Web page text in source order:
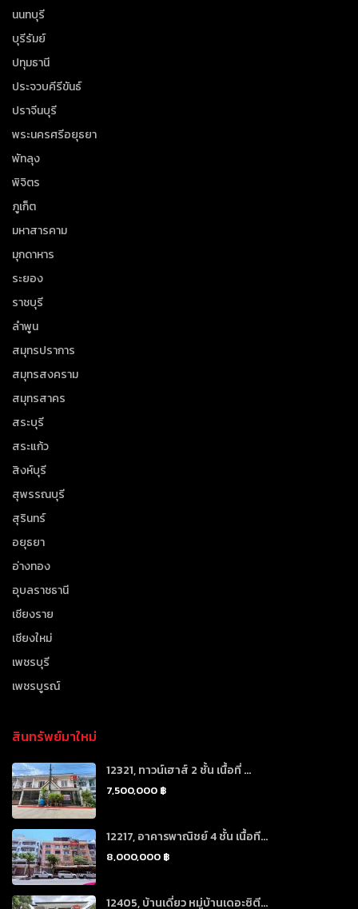
นนทบุรี
บุรีรัมย์
ปทุมธานี
ประจวบคีรีขันธ์
ปราจีนบุรี
พระนครศรีอยุธยา
พัทลุง
พิจิตร
ภูเก็ต
มหาสารคาม
มุกดาหาร
ระยอง
ราชบุรี
ลำพูน
สมุทรปราการ
สมุทรสงคราม
สมุทรสาคร
สระบุรี
สระแก้ว
สิงห์บุรี
สุพรรณบุรี
สุรินทร์
อยุธยา
อ่างทอง
อุบลราชธานี
เชียงราย
เชียงใหม่
เพชรบุรี
เพชรบูรณ์
สินทรัพย์มาใหม่
12321, ทาวน์เฮาส์ 2 ชั้น เนื้อที่ ...
7,500,000 ฿
12217, อาคารพาณิชย์ 4 ชั้น เนื้อที...
8,000,000 ฿
12405, บ้านเดี่ยว หมู่บ้านเดอะซิตี...